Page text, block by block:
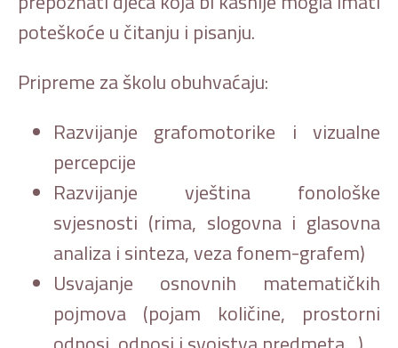
poteškoće u čitanju i pisanju.
Pripreme za školu obuhvaćaju:
Razvijanje grafomotorike i vizualne
percepcije
Razvijanje vještina fonološke
svjesnosti (rima, slogovna i glasovna
analiza i sinteza, veza fonem-grafem)
Usvajanje osnovnih matematičkih
pojmova (pojam količine, prostorni